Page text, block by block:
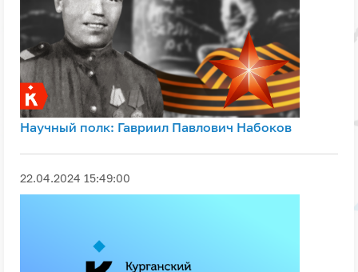
Научный полк: Гавриил Павлович Набоков
22.04.2024 15:49:00